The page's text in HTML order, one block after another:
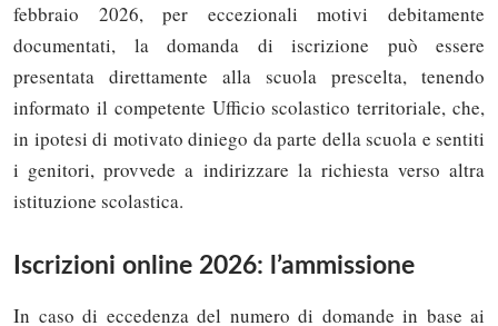
febbraio 2026, per eccezionali motivi debitamente
documentati, la domanda di iscrizione può essere
presentata direttamente alla scuola prescelta, tenendo
informato il competente Ufficio scolastico territoriale, che,
in ipotesi di motivato diniego da parte della scuola e sentiti
i genitori, provvede a indirizzare la richiesta verso altra
istituzione scolastica.
Iscrizioni online 2026: l’ammissione
In caso di eccedenza del numero di domande in base ai